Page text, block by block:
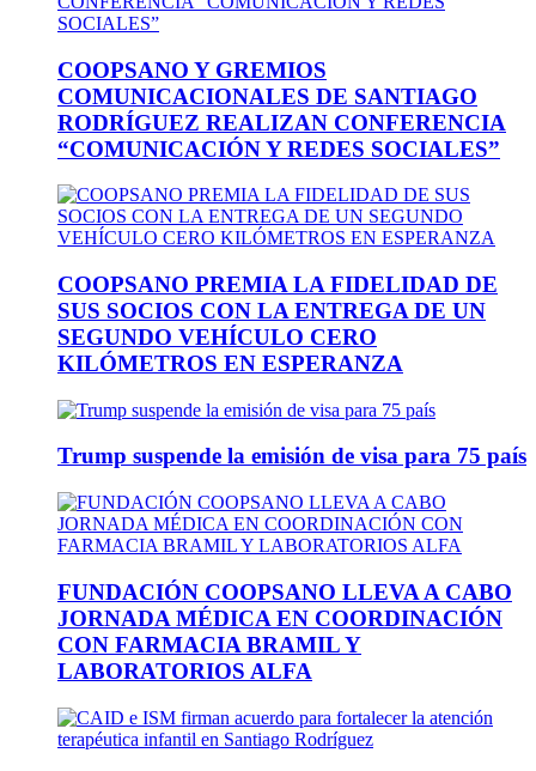
COOPSANO Y GREMIOS
COMUNICACIONALES DE SANTIAGO
RODRÍGUEZ REALIZAN CONFERENCIA
“COMUNICACIÓN Y REDES SOCIALES”
COOPSANO PREMIA LA FIDELIDAD DE
SUS SOCIOS CON LA ENTREGA DE UN
SEGUNDO VEHÍCULO CERO
KILÓMETROS EN ESPERANZA
Trump suspende la emisión de visa para 75 país
FUNDACIÓN COOPSANO LLEVA A CABO
JORNADA MÉDICA EN COORDINACIÓN
CON FARMACIA BRAMIL Y
LABORATORIOS ALFA